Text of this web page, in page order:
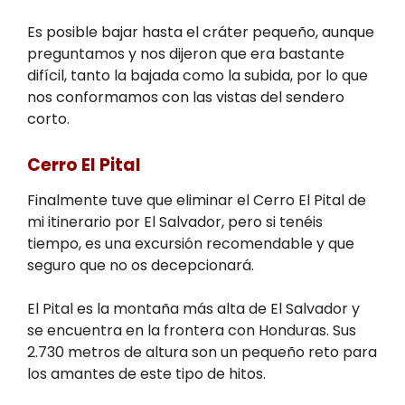
Es posible bajar hasta el cráter pequeño, aunque
preguntamos y nos dijeron que era bastante
difícil, tanto la bajada como la subida, por lo que
nos conformamos con las vistas del sendero
corto.
Cerro El Pital
Finalmente tuve que eliminar el Cerro El Pital de
mi itinerario por El Salvador, pero si tenéis
tiempo, es una excursión recomendable y que
seguro que no os decepcionará.
El Pital es la montaña más alta de El Salvador y
se encuentra en la frontera con Honduras. Sus
2.730 metros de altura son un pequeño reto para
los amantes de este tipo de hitos.